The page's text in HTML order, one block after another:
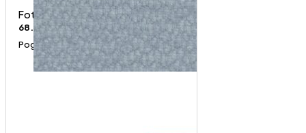
Fotelje
68.000RSD
Pogledaj proizvod